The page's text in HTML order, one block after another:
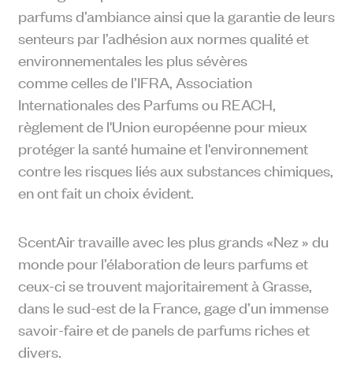
parfums d’ambiance ainsi que la garantie de leurs
senteurs par l’adhésion aux normes qualité et
environnementales les plus sévères
comme celles de l’IFRA, Association
Internationales des Parfums ou REACH,
règlement de l'Union européenne pour mieux
protéger la santé humaine et l'environnement
contre les risques liés aux substances chimiques,
en ont fait un choix évident.
ScentAir travaille avec les plus grands «Nez » du
monde pour l’élaboration de leurs parfums et
ceux-ci se trouvent majoritairement à Grasse,
dans le sud-est de la France, gage d’un immense
savoir-faire et de panels de parfums riches et
divers.